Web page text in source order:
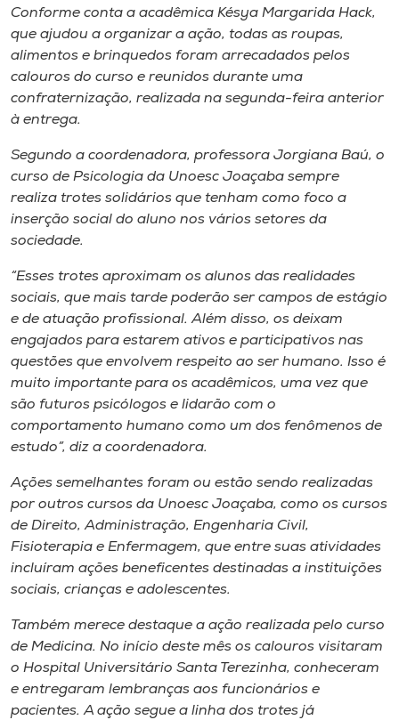
Conforme conta a acadêmica Késya Margarida Hack,
que ajudou a organizar a ação, todas as roupas,
alimentos e brinquedos foram arrecadados pelos
calouros do curso e reunidos durante uma
confraternização, realizada na segunda-feira anterior
à entrega.
Segundo a coordenadora, professora Jorgiana Baú, o
curso de Psicologia da Unoesc Joaçaba sempre
realiza trotes solidários que tenham como foco a
inserção social do aluno nos vários setores da
sociedade.
“Esses trotes aproximam os alunos das realidades
sociais, que mais tarde poderão ser campos de estágio
e de atuação profissional. Além disso, os deixam
engajados para estarem ativos e participativos nas
questões que envolvem respeito ao ser humano. Isso é
muito importante para os acadêmicos, uma vez que
são futuros psicólogos e lidarão com o
comportamento humano como um dos fenômenos de
estudo”, diz a coordenadora.
Ações semelhantes foram ou estão sendo realizadas
por outros cursos da Unoesc Joaçaba, como os cursos
de Direito, Administração, Engenharia Civil,
Fisioterapia e Enfermagem, que entre suas atividades
incluíram ações beneficentes destinadas a instituições
sociais, crianças e adolescentes.
Também merece destaque a ação realizada pelo curso
de Medicina. No início deste mês os calouros visitaram
o Hospital Universitário Santa Terezinha, conheceram
e entregaram lembranças aos funcionários e
pacientes. A ação segue a linha dos trotes já